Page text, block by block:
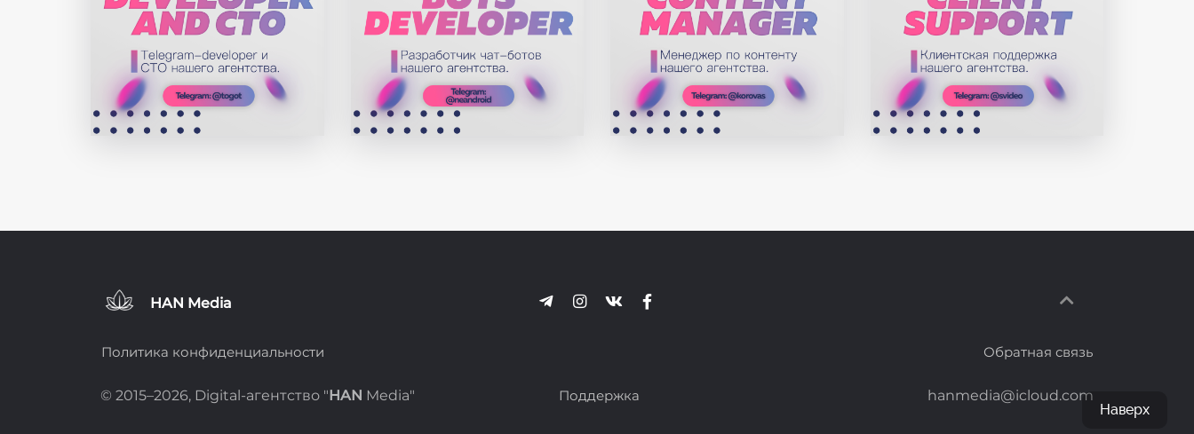
HAN Media
Политика конфиденциальности Обратная связь
© 2015–2026, Digital-агентство "HAN Media" Поддержка
hanmedia@icloud.com
Наверх